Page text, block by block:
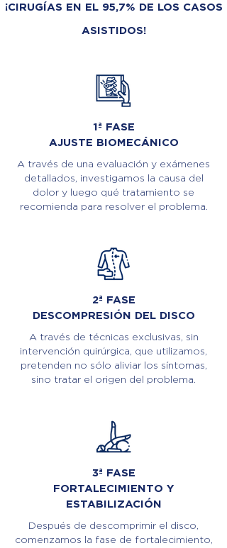
¡CIRUGÍAS EN EL 95,7% DE LOS CASOS
ASISTIDOS!
1ª FASE
AJUSTE BIOMECÁNICO
A través de una evaluación y exámenes
detallados, investigamos la causa del
dolor y luego qué tratamiento se
recomienda para resolver el problema.
2ª FASE
DESCOMPRESIÓN DEL DISCO
A través de técnicas exclusivas, sin
intervención quirúrgica, que utilizamos,
pretenden no sólo aliviar los síntomas,
sino tratar el origen del problema.
3ª FASE
FORTALECIMIENTO Y
ESTABILIZACIÓN
Después de descomprimir el disco,
comenzamos la fase de fortalecimiento,